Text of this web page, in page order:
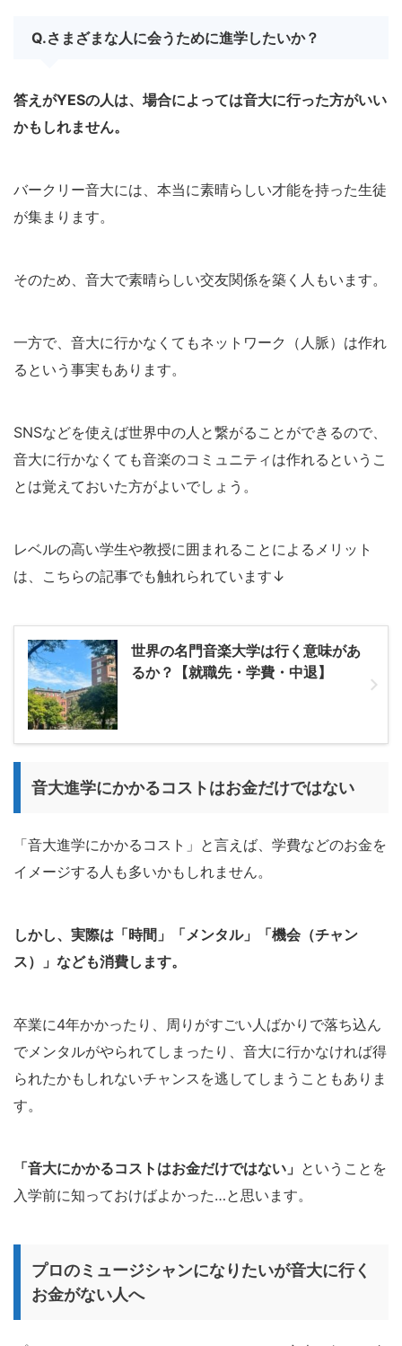
Q.さまざまな人に会うために進学したいか？
答えがYESの人は、場合によっては音大に行った方がいい
かもしれません。
バークリー音大には、本当に素晴らしい才能を持った生徒
が集まります。
そのため、音大で素晴らしい交友関係を築く人もいます。
一方で、音大に行かなくてもネットワーク（人脈）は作れ
るという事実もあります。
SNSなどを使えば世界中の人と繋がることができるので、
音大に行かなくても音楽のコミュニティは作れるというこ
とは覚えておいた方がよいでしょう。
レベルの高い学生や教授に囲まれることによるメリット
は、こちらの記事でも触れられています↓
世界の名門音楽大学は行く意味があ
るか？【就職先・学費・中退】
音大進学にかかるコストはお金だけではない
「音大進学にかかるコスト」と言えば、学費などのお金を
イメージする人も多いかもしれません。
しかし、実際は「時間」「メンタル」「機会（チャン
ス）」なども消費します。
卒業に4年かかったり、周りがすごい人ばかりで落ち込ん
でメンタルがやられてしまったり、音大に行かなければ得
られたかもしれないチャンスを逃してしまうこともありま
す。
「音大にかかるコストはお金だけではない」 ということを
入学前に知っておけばよかった…と思います。
プロのミュージシャンになりたいが音大に行く
お金がない人へ